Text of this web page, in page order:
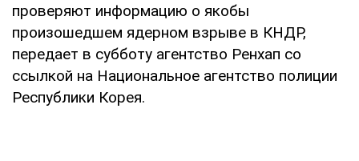
проверяют информацию о якобы
произошедшем ядерном взрыве в КНДР,
передает в субботу агентство Ренхап со
ссылкой на Национальное агентство полиции
Республики Корея.